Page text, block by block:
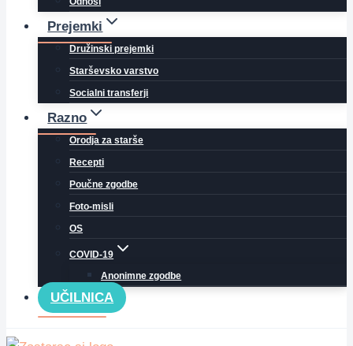
Prejemki
Družinski prejemki
Starševsko varstvo
Socialni transferji
Razno
Orodja za starše
Recepti
Poučne zgodbe
Foto-misli
OS
COVID-19
Anonimne zgodbe
UČILNICA